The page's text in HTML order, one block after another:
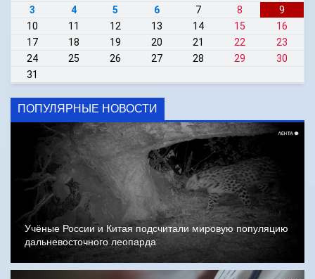
3
4 5 6 7 8
9
10
11 12 13 14 15
16
17
18 19 20 21 22
23
24
25 26 27 28 29
30
31
ПОПУЛЯРНЫЕ НОВОСТИ
Учёные России и Китая подсчитали мировую популяцию
дальневосточного леопарда